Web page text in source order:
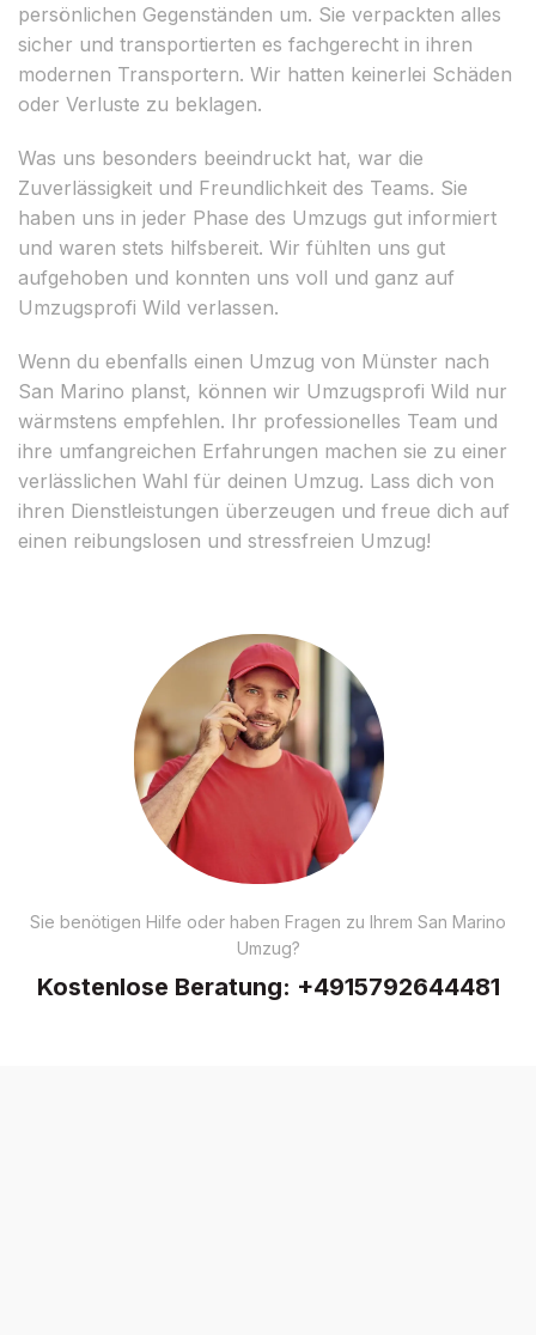
persönlichen Gegenständen um. Sie verpackten alles
sicher und transportierten es fachgerecht in ihren
modernen Transportern. Wir hatten keinerlei Schäden
oder Verluste zu beklagen.
Was uns besonders beeindruckt hat, war die
Zuverlässigkeit und Freundlichkeit des Teams. Sie
haben uns in jeder Phase des Umzugs gut informiert
und waren stets hilfsbereit. Wir fühlten uns gut
aufgehoben und konnten uns voll und ganz auf
Umzugsprofi Wild verlassen.
Wenn du ebenfalls einen Umzug von Münster nach
San Marino planst, können wir Umzugsprofi Wild nur
wärmstens empfehlen. Ihr professionelles Team und
ihre umfangreichen Erfahrungen machen sie zu einer
verlässlichen Wahl für deinen Umzug. Lass dich von
ihren Dienstleistungen überzeugen und freue dich auf
einen reibungslosen und stressfreien Umzug!
Sie benötigen Hilfe oder haben Fragen zu Ihrem San Marino
Umzug?
Kostenlose Beratung: +4915792644481